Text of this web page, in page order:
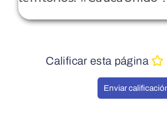
Calificar esta página